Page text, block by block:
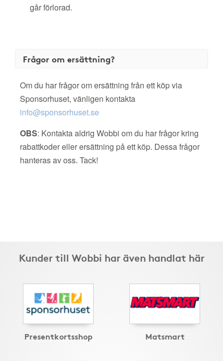
går förlorad.
Frågor om ersättning?
Om du har frågor om ersättning från ett köp via
Sponsorhuset, vänligen kontakta
info@sponsorhuset.se
OBS: Kontakta aldrig Wobbi om du har frågor kring
rabattkoder eller ersättning på ett köp. Dessa frågor
hanteras av oss. Tack!
Kunder till Wobbi har även handlat här
Presentkortsshop Matsmart